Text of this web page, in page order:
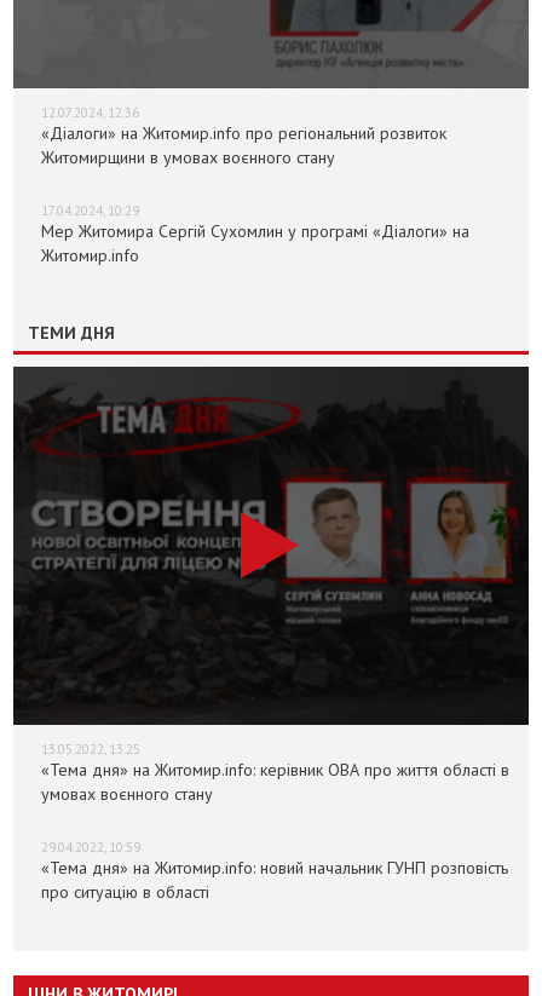
12.07.2024, 12:36
«Діалоги» на Житомир.info про регіональний розвиток
Житомирщини в умовах воєнного стану
17.04.2024, 10:29
Мер Житомира Сергій Сухомлин у програмі «Діалоги» на
Житомир.info
ТЕМИ ДНЯ
13.05.2022, 13:25
«Тема дня» на Житомир.info: керівник ОВА про життя області в
умовах воєнного стану
29.04.2022, 10:59
«Тема дня» на Житомир.info: новий начальник ГУНП розповість
про ситуацію в області